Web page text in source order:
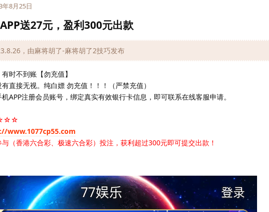
年8月25日
送27元，盈利300元出款
，由麻将胡了-麻将胡了2技巧发布
时不到账【勿充值】
直接无视。纯白嫖 勿充值！！！（严禁充值）
APP注册会员账号，绑定真实有效银行卡信息，即可联系在线客服申请。
www.1077cp55.com
与（香港六合彩、极速六合彩）投注，获利超过300元即可提交出款！